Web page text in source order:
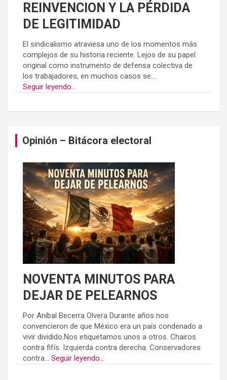
REINVENCION Y LA PÉRDIDA
DE LEGITIMIDAD
El sindicalismo atraviesa uno de los momentos más
complejos de su historia reciente. Lejos de su papel
original como instrumento de defensa colectiva de
los trabajadores, en muchos casos se...
Seguir leyendo...
Opinión – Bitácora electoral
NOVENTA MINUTOS PARA
DEJAR DE PELEARNOS
Por Aníbal Becerra Olvera Durante años nos
convencieron de que México era un país condenado a
vivir dividido.Nos etiquetamos unos a otros. Chairos
contra fifís. Izquierda contra derecha. Conservadores
contra... Seguir leyendo...